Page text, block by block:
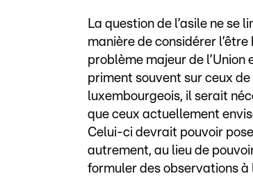
La question de l’asile ne se
manière de considérer
problème majeur de
priment souvent sur ceux de
luxembourgeois, il serait
que ceux actuellement
Celui-ci devrait pouvoir
autrement, au lieu de
formuler des observations à